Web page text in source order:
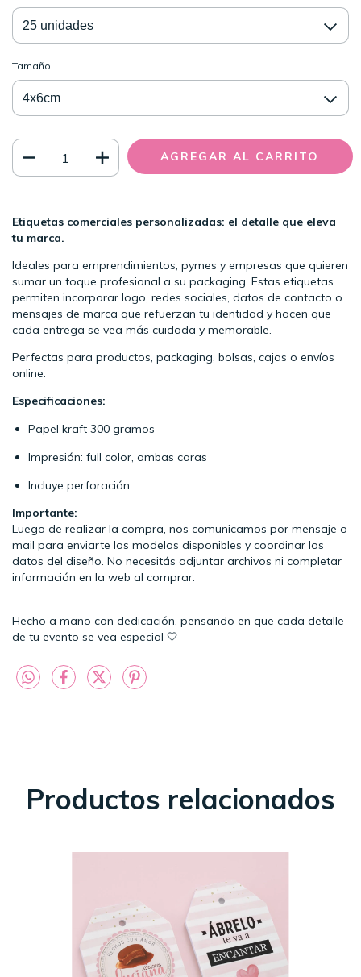
Tamaño
Etiquetas comerciales personalizadas: el detalle que eleva
tu marca.
Ideales para emprendimientos, pymes y empresas que quieren
sumar un toque profesional a su packaging. Estas etiquetas
permiten incorporar logo, redes sociales, datos de contacto o
mensajes de marca que refuerzan tu identidad y hacen que
cada entrega se vea más cuidada y memorable.
Perfectas para productos, packaging, bolsas, cajas o envíos
online.
Especificaciones:
Papel kraft 300 gramos
Impresión: full color, ambas caras
Incluye perforación
Importante:
Luego de realizar la compra, nos comunicamos por mensaje o
mail para enviarte los modelos disponibles y coordinar los
datos del diseño. No necesitás adjuntar archivos ni completar
información en la web al comprar.
Hecho a mano con dedicación, pensando en que cada detalle
de tu evento se vea especial 🤍
Productos relacionados